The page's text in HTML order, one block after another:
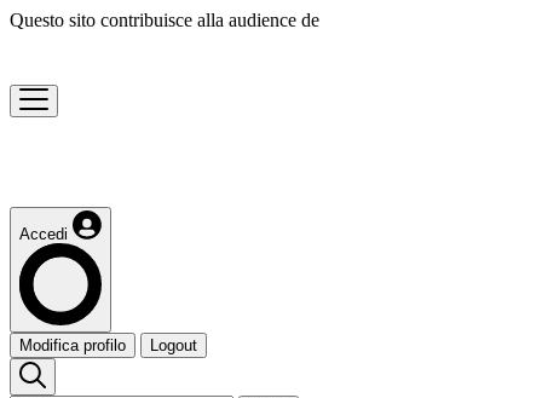
Questo sito contribuisce alla audience de
Accedi
Modifica profilo Logout